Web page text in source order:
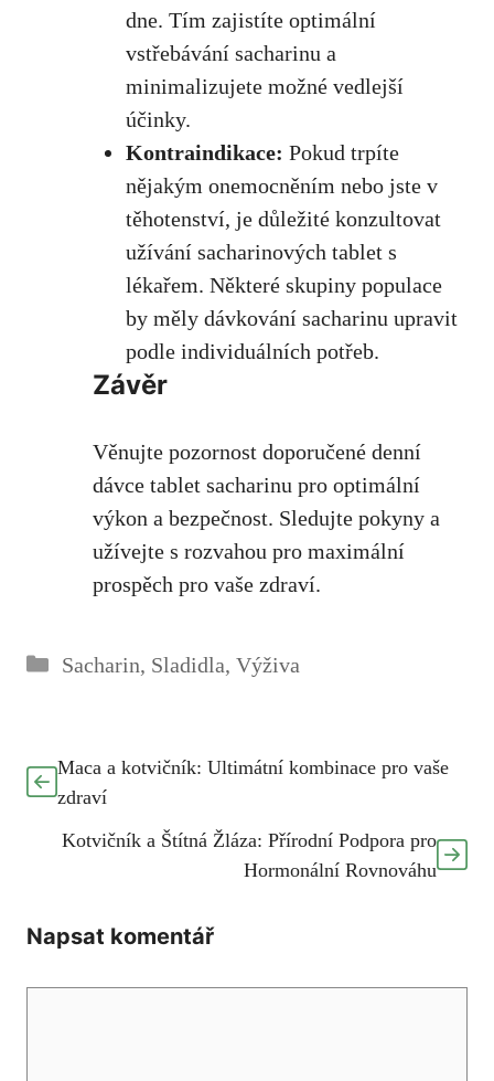
dne. Tím zajistíte ⁤optimální
vstřebávání sacharinu⁢ a
minimalizujete možné vedlejší
účinky.
Kontraindikace: ‌Pokud trpíte
nějakým onemocněním nebo jste v
těhotenství, je důležité konzultovat
užívání sacharinových tablet s
lékařem. Některé skupiny populace‍
by⁣ měly dávkování sacharinu upravit
⁤podle individuálních potřeb.
Závěr
Věnujte ⁢pozornost doporučené ⁣denní
dávce tablet sacharinu pro optimální⁤
výkon a bezpečnost. Sledujte pokyny a
užívejte s rozvahou pro maximální
prospěch pro vaše zdraví.
Rubriky
Sacharin, Sladidla, Výživa
Maca a kotvičník: Ultimátní kombinace pro vaše
zdraví
Kotvičník a Štítná Žláza: Přírodní Podpora pro
Hormonální Rovnováhu
Napsat komentář